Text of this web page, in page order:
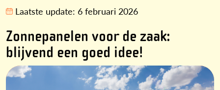
Laatste update: 6 februari 2026
Zonnepanelen voor de zaak:
blijvend een goed idee!